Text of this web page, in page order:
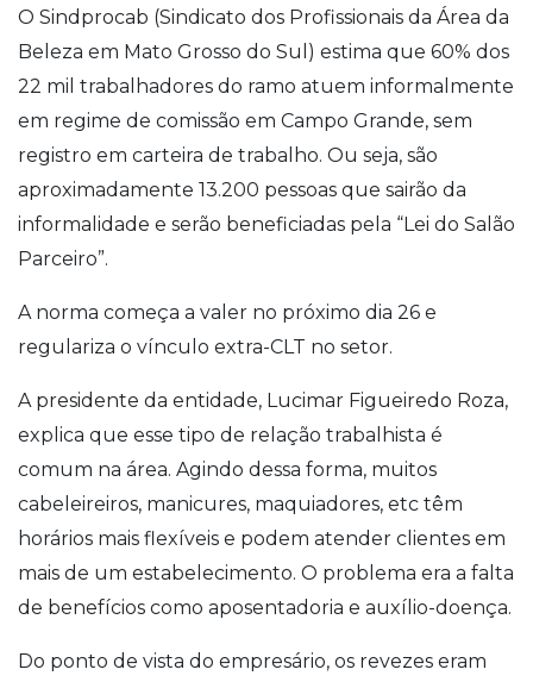
O Sindprocab (Sindicato dos Profissionais da Área da
Beleza em Mato Grosso do Sul) estima que 60% dos
22 mil trabalhadores do ramo atuem informalmente
em regime de comissão em Campo Grande, sem
registro em carteira de trabalho. Ou seja, são
aproximadamente 13.200 pessoas que sairão da
informalidade e serão beneficiadas pela “Lei do Salão
Parceiro”.
A norma começa a valer no próximo dia 26 e
regulariza o vínculo extra-CLT no setor.
A presidente da entidade, Lucimar Figueiredo Roza,
explica que esse tipo de relação trabalhista é
comum na área. Agindo dessa forma, muitos
cabeleireiros, manicures, maquiadores, etc têm
horários mais flexíveis e podem atender clientes em
mais de um estabelecimento. O problema era a falta
de benefícios como aposentadoria e auxílio-doença.
Do ponto de vista do empresário, os revezes eram